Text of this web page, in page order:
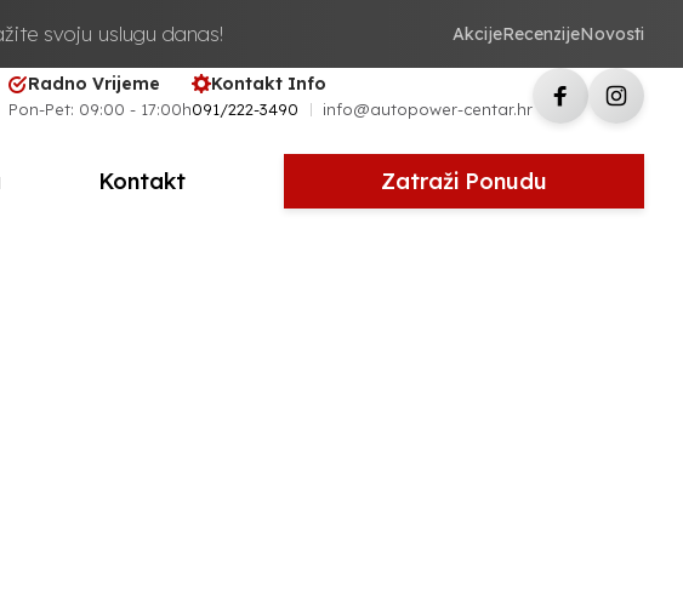
svoju uslugu danas! AkcijeRecenzijeNovosti
Radno Vrijeme
Pon-Pet: 09:00 - 17:00h
Kontakt Info
091/222-3490 info@autopower-centar.hr
Kontakt Zatraži Ponudu